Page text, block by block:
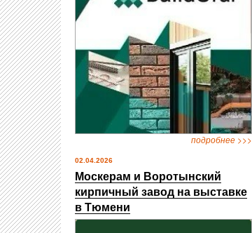
подробнее >>>
02.04.2026
Москерам и Воротынский
кирпичный завод на выставке
в Тюмени